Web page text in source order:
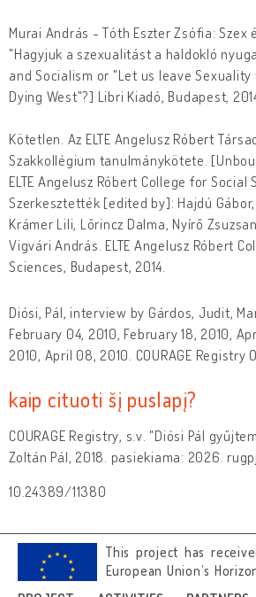
Murai András - Tóth Eszter Zsófia: Szex
"Hagyjuk a szexualitást a haldokló
and Socialism or "Let us leave
Dying West"?] Libri Kiadó, Budapest,
Kötetlen. Az ELTE Angelusz Róbert
Szakkollégium tanulmánykötete.
ELTE Angelusz Róbert College for Social
Szerkesztették [edited by]: Hajdú
Krámer Lili, Lőrincz Dalma, Nyírő
Vigvári András. ELTE Angelusz Róbert
Sciences, Budapest, 2014.
Diósi, Pál, interview by Gárdos, Judit,
February 04, 2010, February 18, 2010,
2010, April 08, 2010. COURAGE
kaip cituoti šį puslapį?
COURAGE Registry, s.v. "Diósi Pál
Zoltán Pál, 2018. pasiekiama: 2026.
10.24389/11380
This project has
European Union’s
innovation